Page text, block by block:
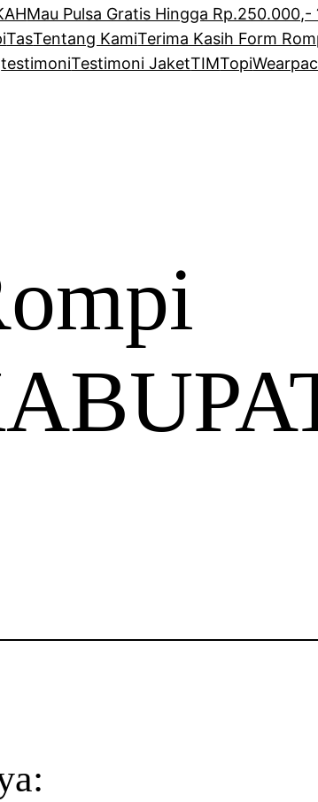
Mau Pulsa Gratis Hingga Rp.250.000,-
TasTentang KamiTerima Kasih Form
testimoniTestimoni JaketTIMTopi